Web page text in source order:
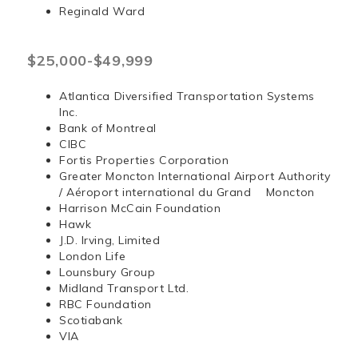
Reginald Ward
$25,000-$49,999
Atlantica Diversified Transportation Systems
Inc.
Bank of Montreal
CIBC
Fortis Properties Corporation
Greater Moncton International Airport Authority
/ Aéroport international du Grand Moncton
Harrison McCain Foundation
Hawk
J.D. Irving, Limited
London Life
Lounsbury Group
Midland Transport Ltd.
RBC Foundation
Scotiabank
VIA